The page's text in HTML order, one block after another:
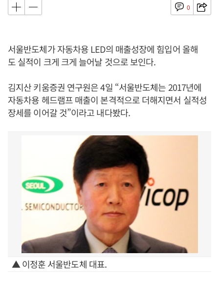
0
서울반도체가 자동차용 LED의 매출성장에 힘입어 올해
도 실적이 크게 크게 늘어날 것으로 보인다.
김지산 키움증권 연구원은 4일 “서울반도체는 2017년에
자동차용 헤드램프 매출이 본격적으로 더해지면서 실적성
장세를 이어갈 것”이라고 내다봤다.
▲ 이정훈 서울반도체 대표.